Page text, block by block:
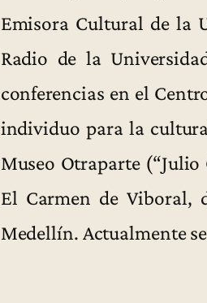
Emisora Cultural de la
Radio de la
conferencias en el
individuo para la
Museo Otraparte
El Carmen de Viboral,
Medellín. Actualmente